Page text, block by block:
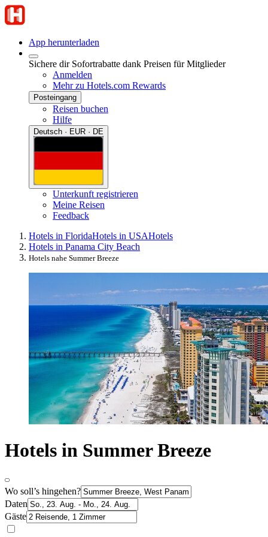
App herunterladen
Sichere dir Sofortrabatte dank Preisen für Mitglieder
Anmelden
Mehr zu Hotels.com Rewards
Posteingang
Reisen buchen
Hilfe
Deutsch · EUR · DE
Unterkunft registrieren
Meine Reisen
Feedback
Hotels in FloridaHotels in USAHotels
Hotels in Panama City Beach
Hotels nahe Summer Breeze
Hotels in Summer Breeze
Wo soll’s hingehen?
Daten
Gäste